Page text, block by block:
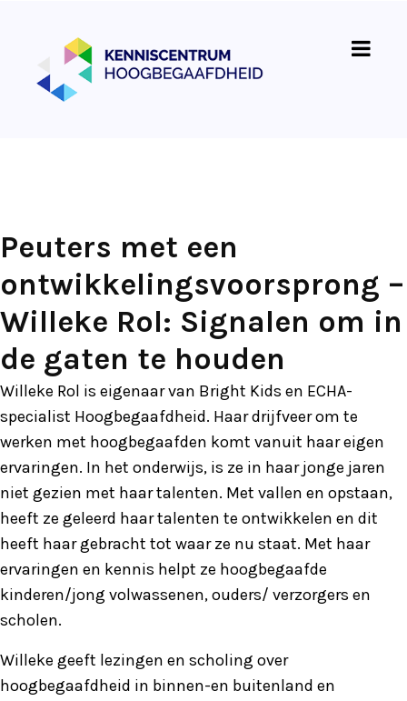
Peuters met een
ontwikkelingsvoorsprong –
Willeke Rol: Signalen om in
de gaten te houden
Willeke Rol is eigenaar van Bright Kids en ECHA-
specialist Hoogbegaafdheid. Haar drijfveer om te
werken met hoogbegaafden komt vanuit haar eigen
ervaringen. In het onderwijs, is ze in haar jonge jaren
niet gezien met haar talenten. Met vallen en opstaan,
heeft ze geleerd haar talenten te ontwikkelen en dit
heeft haar gebracht tot waar ze nu staat. Met haar
ervaringen en kennis helpt ze hoogbegaafde
kinderen/jong volwassenen, ouders/ verzorgers en
scholen.
Willeke geeft lezingen en scholing over
hoogbegaafdheid in binnen-en buitenland en